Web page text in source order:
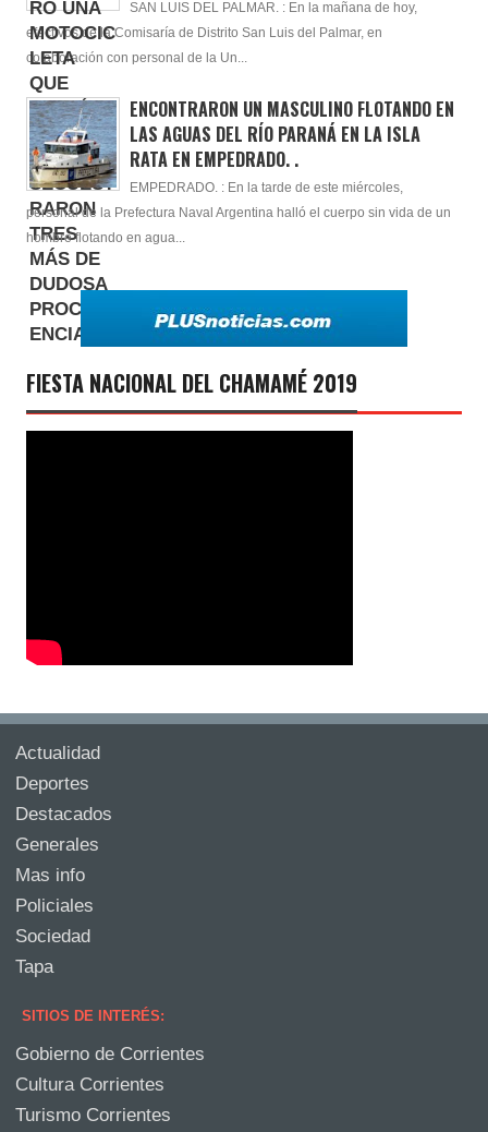
SAN LUIS DEL PALMAR. : En la mañana de hoy,
efectivos de la Comisaría de Distrito San Luis del Palmar, en
colaboración con personal de la Un...
ENCONTRARON UN MASCULINO FLOTANDO EN
LAS AGUAS DEL RÍO PARANÁ EN LA ISLA
RATA EN EMPEDRADO. .
EMPEDRADO. : En la tarde de este miércoles,
personal de la Prefectura Naval Argentina halló el cuerpo sin vida de un
hombre flotando en agua...
FIESTA NACIONAL DEL CHAMAMÉ 2019
Actualidad
Deportes
Destacados
Generales
Mas info
Policiales
Sociedad
Tapa
SITIOS DE INTERÉS:
Gobierno de Corrientes
Cultura Corrientes
Turismo Corrientes